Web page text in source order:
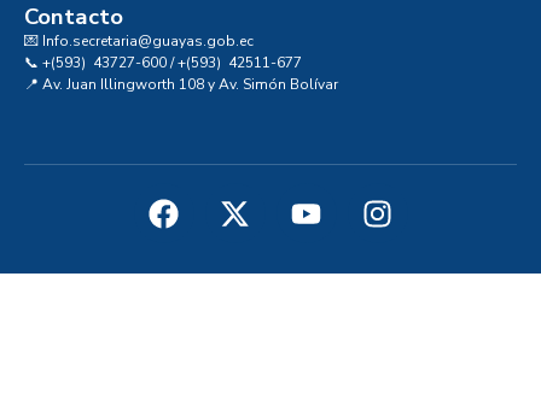
Contacto
💌 Info.secretaria@guayas.gob.ec
📞 +(593) 43727-600 / +(593) 42511-677
📍 Av. Juan Illingworth 108 y Av. Simón Bolívar